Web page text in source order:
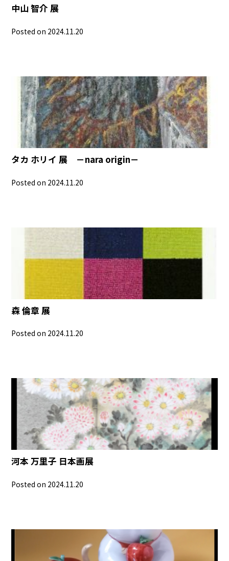
中山 智介 展
Posted on 2024.11.20
タカ ホリイ 展 －nara origin－
Posted on 2024.11.20
森 倫章 展
Posted on 2024.11.20
河本 万里子 日本画展
Posted on 2024.11.20